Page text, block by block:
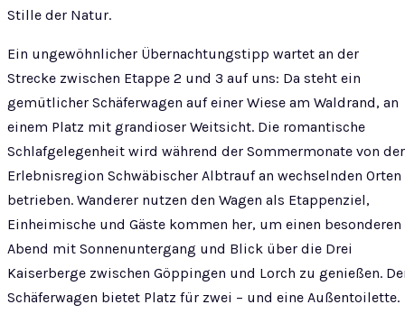
Stille der Natur.
Ein ungewöhnlicher Übernachtungstipp wartet an der
Strecke zwischen Etappe 2 und 3 auf uns: Da steht ein
gemütlicher Schäferwagen auf einer Wiese am Waldrand, an
einem Platz mit grandioser Weitsicht. Die romantische
Schlafgelegenheit wird während der Sommermonate von der
Erlebnisregion Schwäbischer Albtrauf an wechselnden Orten
betrieben. Wanderer nutzen den Wagen als Etappenziel,
Einheimische und Gäste kommen her, um einen besonderen
Abend mit Sonnenuntergang und Blick über die Drei
Kaiserberge zwischen Göppingen und Lorch zu genießen.
Schäferwagen bietet Platz für zwei – und eine Außentoilette.